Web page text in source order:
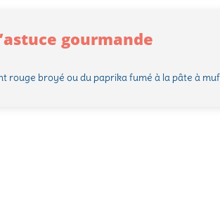
gourmande
rouge broyé ou du paprika fumé à la pâte à